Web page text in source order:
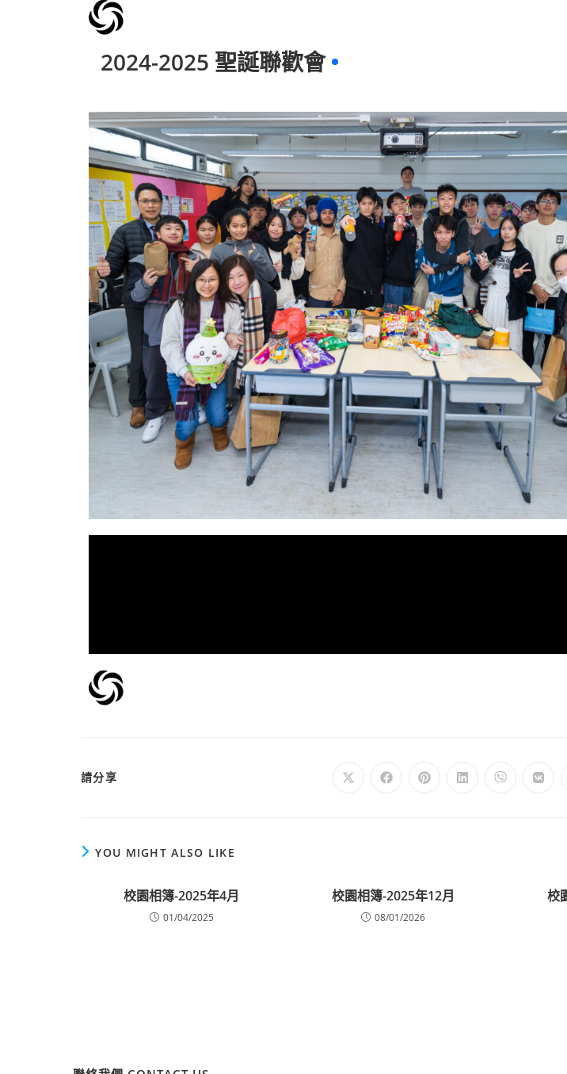
2024-2025 聖誕聯歡會
請分享
YOU MIGHT ALSO LIKE
校園相簿-2025年4月
01/04/2025
校園相簿-2025年12月
08/01/2026
校